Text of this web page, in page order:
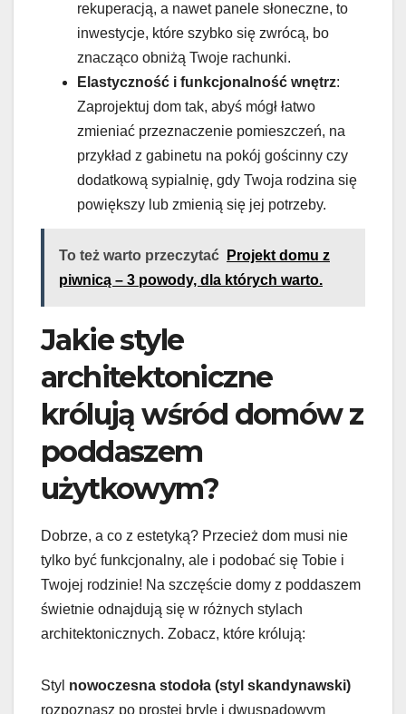
rekuperacją, a nawet panele słoneczne, to
inwestycje, które szybko się zwrócą, bo
znacząco obniżą Twoje rachunki.
Elastyczność i funkcjonalność wnętrz:
Zaprojektuj dom tak, abyś mógł łatwo
zmieniać przeznaczenie pomieszczeń, na
przykład z gabinetu na pokój gościnny czy
dodatkową sypialnię, gdy Twoja rodzina się
powiększy lub zmienią się jej potrzeby.
To też warto przeczytać
Projekt domu z
piwnicą – 3 powody, dla których warto.
Jakie style
architektoniczne
królują wśród domów z
poddaszem
użytkowym?
Dobrze, a co z estetyką? Przecież dom musi nie
tylko być funkcjonalny, ale i podobać się Tobie i
Twojej rodzinie! Na szczęście domy z poddaszem
świetnie odnajdują się w różnych stylach
architektonicznych. Zobacz, które królują:
Styl nowoczesna stodoła (styl skandynawski)
rozpoznasz po prostej bryle i dwuspadowym